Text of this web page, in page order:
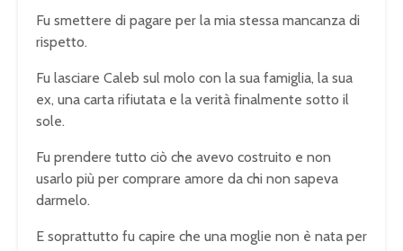
Fu smettere di pagare per la mia stessa mancanza di
rispetto.
Fu lasciare Caleb sul molo con la sua famiglia, la sua
ex, una carta rifiutata e la verità finalmente sotto il
sole.
Fu prendere tutto ciò che avevo costruito e non
usarlo più per comprare amore da chi non sapeva
darmelo.
E soprattutto fu capire che una moglie non è nata per